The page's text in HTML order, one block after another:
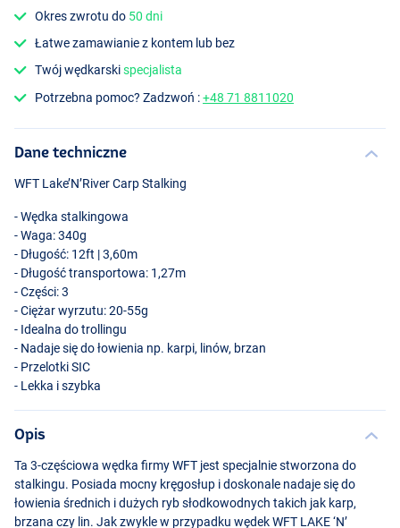
Okres zwrotu do 50 dni
Łatwe zamawianie z kontem lub bez
Twój wędkarskispecjalista
Potrzebna pomoc? Zadzwoń :+48 71 8811020
Dane techniczne
WFT Lake’N’River Carp Stalking
- Wędka stalkingowa
- Waga: 340g
- Długość: 12ft | 3,60m
- Długość transportowa: 1,27m
- Części: 3
- Ciężar wyrzutu: 20-55g
- Idealna do trollingu
- Nadaje się do łowienia np. karpi, linów, brzan
- PrzelotkiSIC
- Lekka i szybka
Opis
Ta 3-częściowa wędka firmyWFT jest specjalnie stworzona do
stalkingu. Posiada mocny kręgosłup i doskonale nadaje się do
łowienia średnich i dużych ryb słodkowodnych takich jak karp,
brzana czy lin. Jak zwykle w przypadku wędekWFT LAKE‘N’